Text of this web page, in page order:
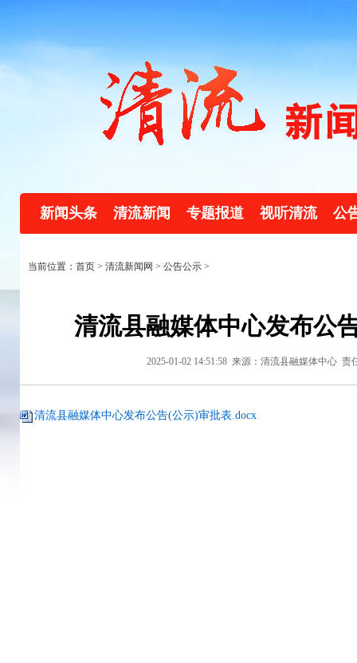
新闻头条 清流新闻 专题报道 视听清流 公
当前位置：首页 > 清流新闻网 > 公告公示 >
清流县融媒体中心发布公
2025-01-02 14:51:58 来源：清流县融媒体中心 责
清流县融媒体中心发布公告(公示)审批表.docx